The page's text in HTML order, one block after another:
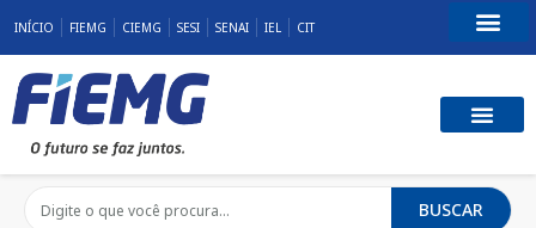
INÍCIO FIEMG CIEMG SESI SENAI IEL CIT
BUSCAR